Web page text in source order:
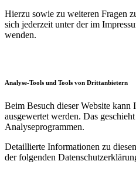
Hierzu sowie zu weiteren Fragen
sich jederzeit unter der im
wenden.
Analyse-Tools und Tools von Dritt­anbietern
Beim Besuch dieser Website kann
ausgewertet werden. Das
Analyseprogrammen.
Detaillierte Informationen zu
der folgenden